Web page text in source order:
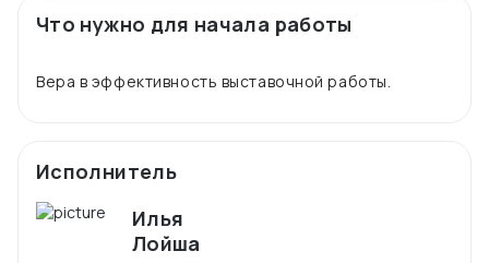
Что нужно для начала работы
Исполнитель
Илья
Лойша